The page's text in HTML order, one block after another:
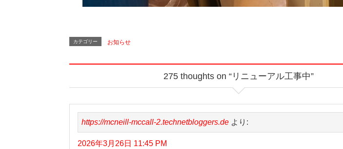
カテゴリー お知らせ
275 thoughts on “ リニューアル工事中”
https://mcneill-mccall-2.technetbloggers.de より:
2026年3月26日 11:45 PM